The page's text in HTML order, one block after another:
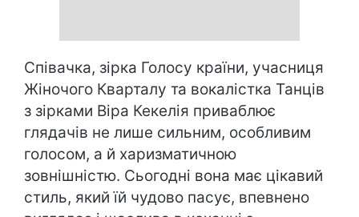
Співачка, зірка Голосу країни, учасниця
Жіночого Кварталу та вокалістка Танців
з зірками Віра Кекелія приваблює
глядачів не лише сильним, особливим
голосом, а й харизматичною
зовнішністю. Сьогодні вона має цікавий
стиль, який їй чудово пасує, впевнено